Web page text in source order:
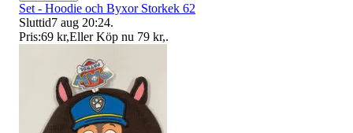
Set - Hoodie och Byxor Storkek 62
Sluttid7 aug 20:24.
Pris:69 kr,Eller Köp nu 79 kr,.